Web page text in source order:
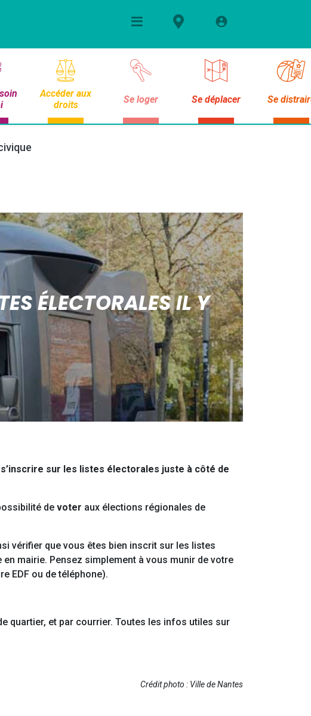
Accéder aux
droits
Se loger Se déplacer Se
ÉLECTORALES IL Y
sur les listes électorales juste à côté de
de voter aux élections régionales de
vérifier que vous êtes bien inscrit sur les listes
mairie. Pensez simplement à vous munir de votre
EDF ou de téléphone).
quartier, et par courrier. Toutes les infos utiles sur
Crédit photo : Ville de Nantes